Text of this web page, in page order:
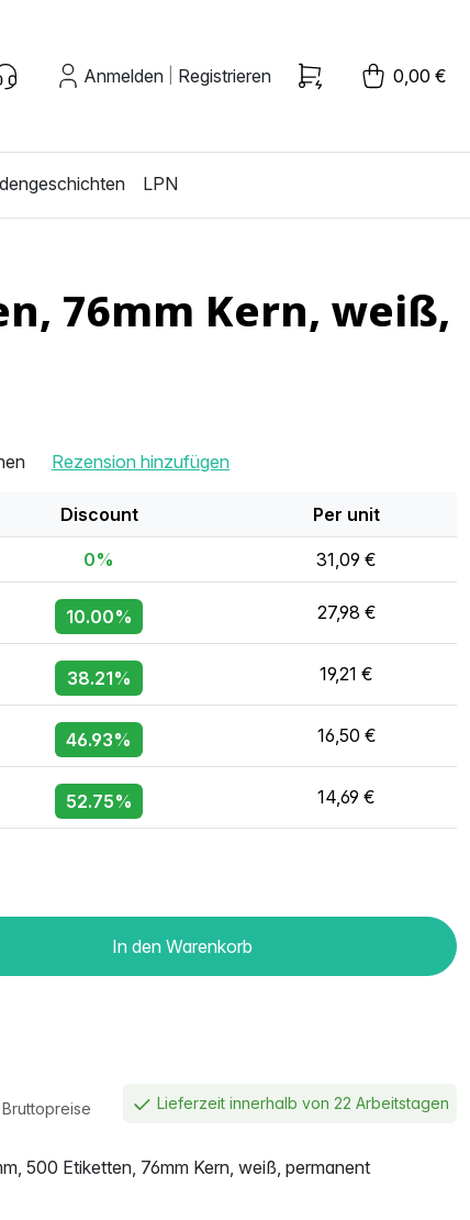
Anmelden Registrieren 0,00 €
LPN
76mm Kern, weiß,
Rezension hinzufügen
Discount Per unit
0% 31,09 €
10.00% 27,98 €
38.21% 19,21 €
46.93% 16,50 €
52.75% 14,69 €
In den Warenkorb
Bruttopreise Lieferzeit innerhalb von 22 Arbeitstagen
500 Etiketten, 76mm Kern, weiß, permanent